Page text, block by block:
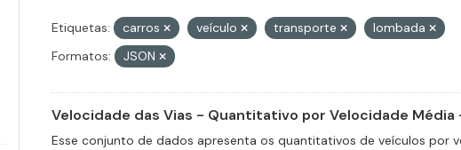
Etiquetas: carros veículo transporte
lombada
Formatos:
JSON
Velocidade das Vias - Quantitativo por Velocidade Média
Esse conjunto de dados apresenta os quantitativos de veículos por